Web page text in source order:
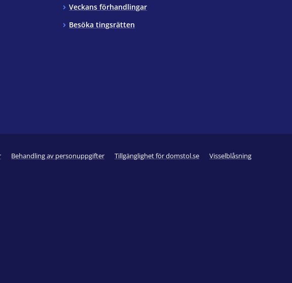
Veckans förhandlingar
Besöka tingsrätten
Behandling av personuppgifter Tillgänglighet för domstol.se Visselblåsning